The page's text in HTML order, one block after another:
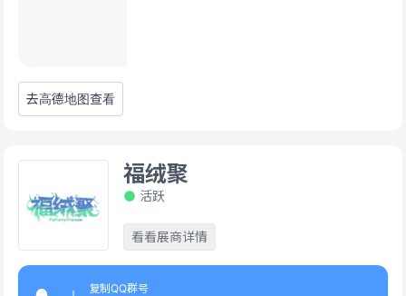
去高德地图查看
福绒聚
活跃
看看展商详情
复制QQ群号